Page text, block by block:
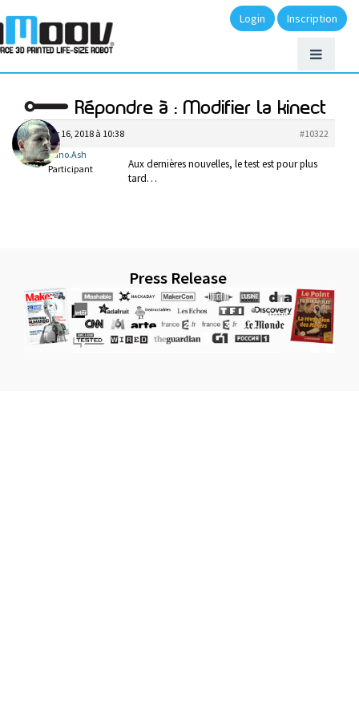
Login Inscription
Répondre à : Modifier la kinect
janvier 16, 2018 à 10:38
#10322
Bruno.Ash
Participant
Aux dernières nouvelles, le test est pour plus
tard…
Press Release